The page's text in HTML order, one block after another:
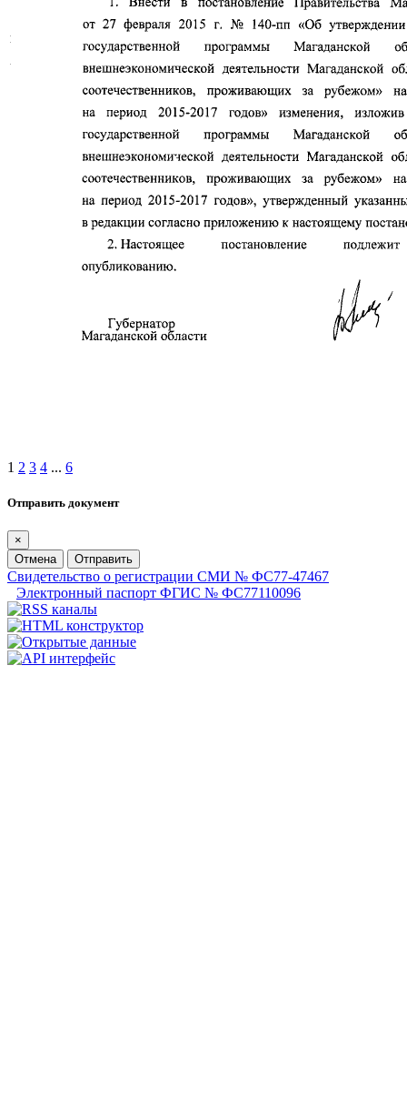
1 2 3 4 ... 6
Отправить документ
×
Отмена
Отправить
Свидетельство о регистрации СМИ № ФС77-47467
Электронный паспорт ФГИС № ФС77110096